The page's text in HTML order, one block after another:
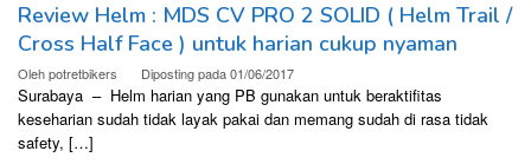
Review Helm : MDS CV PRO 2 SOLID ( Helm Trail /
Cross Half Face ) untuk harian cukup nyaman
Olehpotretbikers Diposting pada01/06/2017
Surabaya – Helm harian yang PB gunakan untuk beraktifitas
keseharian sudah tidak layak pakai dan memang sudah di rasa tidak
safety, […]